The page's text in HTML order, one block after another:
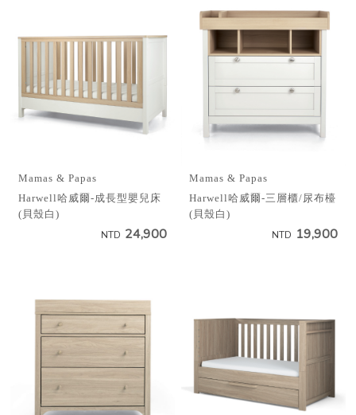
Mamas & Papas
Harwell哈威爾-成長型嬰兒床
(貝殼白)
NTD 24,900
Mamas & Papas
Harwell哈威爾-三層櫃/尿布檯
(貝殼白)
NTD 19,900